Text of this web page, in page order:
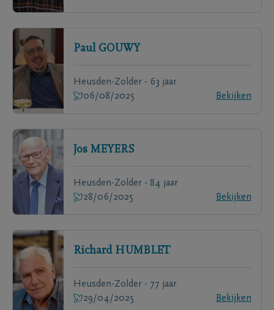
Paul GOUWY
Heusden-Zolder - 63 jaar
06/08/2025
Bekijken
Jos MEYERS
Heusden-Zolder - 84 jaar
28/06/2025
Bekijken
Richard HUMBLET
Heusden-Zolder - 77 jaar
29/04/2025
Bekijken